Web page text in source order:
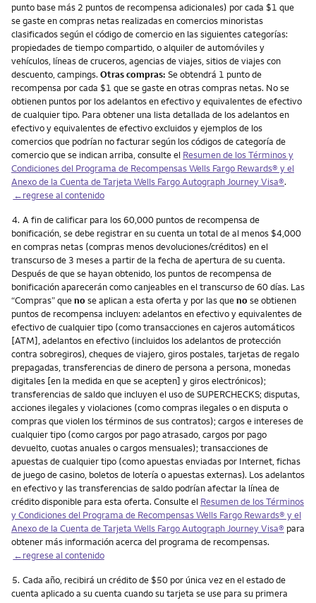
punto base más 2 puntos de recompensa adicionales) por cada $1 que
se gaste en compras netas realizadas en comercios minoristas
clasificados según el código de comercio en las siguientes categorías:
propiedades de tiempo compartido, o alquiler de automóviles y
vehículos, líneas de cruceros, agencias de viajes, sitios de viajes con
descuento, campings. Otras compras: Se obtendrá 1 punto de
recompensa por cada $1 que se gaste en otras compras netas. No se
obtienen puntos por los adelantos en efectivo y equivalentes de efectivo
de cualquier tipo. Para obtener una lista detallada de los adelantos en
efectivo y equivalentes de efectivo excluidos y ejemplos de los
comercios que podrían no facturar según los códigos de categoría de
comercio que se indican arriba, consulte el Resumen de los Términos y
Condiciones del Programa de Recompensas Wells Fargo Rewards® y el
Anexo de la Cuenta de Tarjeta Wells Fargo Autograph Journey Visa®.
←regrese al contenido
Nota
4. A fin de calificar para los 60,000 puntos de recompensa de
bonificación, se debe registrar en su cuenta un total de al menos $4,000
en compras netas (compras menos devoluciones/créditos) en el
transcurso de 3 meses a partir de la fecha de apertura de su cuenta.
Después de que se hayan obtenido, los puntos de recompensa de
bonificación aparecerán como canjeables en el transcurso de 60 días. Las
“Compras” quenose aplican a esta oferta y por las quenose obtienen
puntos de recompensa incluyen: adelantos en efectivo y equivalentes de
efectivo de cualquier tipo (como transacciones en cajeros automáticos
[ATM], adelantos en efectivo (incluidos los adelantos de protección
contra sobregiros), cheques de viajero, giros postales, tarjetas de regalo
prepagadas, transferencias de dinero de persona a persona, monedas
digitales [en la medida en que se acepten] y giros electrónicos);
transferencias de saldo que incluyen el uso de SUPERCHECKS; disputas,
acciones ilegales y violaciones (como compras ilegales o en disputa o
compras que violen los términos de sus contratos); cargos e intereses de
cualquier tipo (como cargos por pago atrasado, cargos por pago
devuelto, cuotas anuales o cargos mensuales); transacciones de
apuestas de cualquier tipo (como apuestas enviadas por Internet, fichas
de juego de casino, boletos de lotería o apuestas externas). Los adelantos
en efectivo y las transferencias de saldo podrían afectar la línea de
crédito disponible para esta oferta. Consulte el Resumen de los Términos
y Condiciones del Programa de Recompensas Wells Fargo Rewards® y el
Anexo de la Cuenta de Tarjeta Wells Fargo Autograph Journey Visa® para
obtener más información acerca del programa de recompensas.
←regrese al contenido
Nota
5. Cada año, recibirá un crédito de $50 por única vez en el estado de
cuenta aplicado a su cuenta cuando su tarjeta se use para su primera